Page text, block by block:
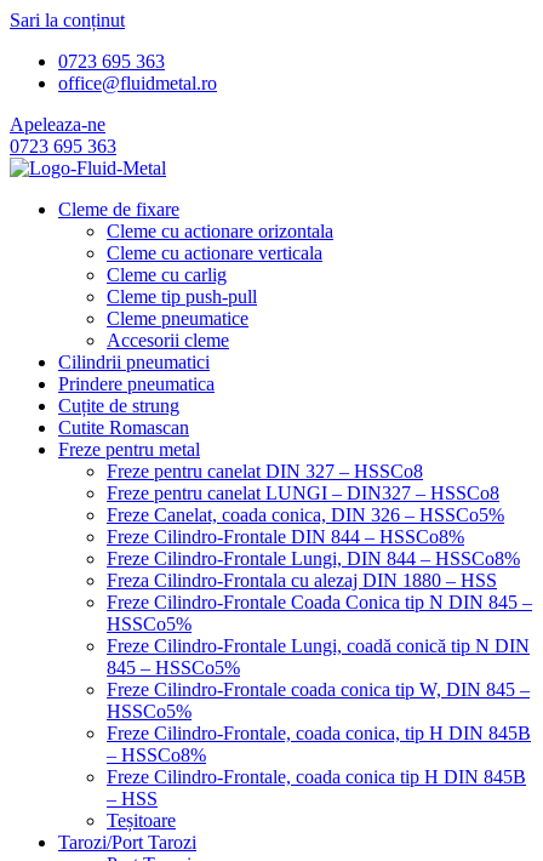
Sari la conținut
0723 695 363
office@fluidmetal.ro
Apeleaza-ne
0723 695 363
Cleme de fixare
Cleme cu actionare orizontala
Cleme cu actionare verticala
Cleme cu carlig
Cleme tip push-pull
Cleme pneumatice
Accesorii cleme
Cilindrii pneumatici
Prindere pneumatica
Cuțite de strung
Cutite Romascan
Freze pentru metal
Freze pentru canelat DIN 327 – HSSCo8
Freze pentru canelat LUNGI – DIN327 – HSSCo8
Freze Canelat, coada conica, DIN 326 – HSSCo5%
Freze Cilindro-Frontale DIN 844 – HSSCo8%
Freze Cilindro-Frontale Lungi, DIN 844 – HSSCo8%
Freza Cilindro-Frontala cu alezaj DIN 1880 – HSS
Freze Cilindro-Frontale Coada Conica tip N DIN 845 –
HSSCo5%
Freze Cilindro-Frontale Lungi, coadă conică tip N DIN
845 – HSSCo5%
Freze Cilindro-Frontale coada conica tip W, DIN 845 –
HSSCo5%
Freze Cilindro-Frontale, coada conica, tip H DIN 845B
– HSSCo8%
Freze Cilindro-Frontale, coada conica tip H DIN 845B
– HSS
Teșitoare
Tarozi/Port Tarozi